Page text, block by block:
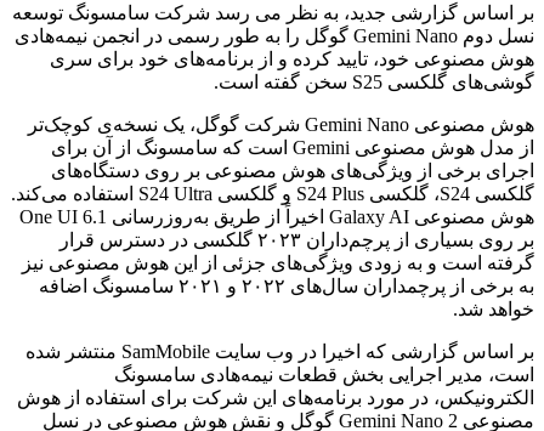
بر اساس گزارشی جدید، به نظر می رسد شرکت سامسونگ توسعه
نسل دوم Gemini Nano گوگل را به طور رسمی در انجمن نیمه‌هادی
هوش مصنوعی خود، تایید کرده و از برنامه‌های خود برای سری
گوشی‌های گلکسی S25 سخن گفته است.
هوش مصنوعی Gemini Nano شرکت گوگل، یک نسخه‌ی کوچک‌تر
از مدل هوش مصنوعی Gemini است که سامسونگ از آن برای
اجرای برخی از ویژگی‌های هوش مصنوعی بر روی دستگاه‌های
گلکسی S24، گلکسی S24 Plus و گلکسی S24 Ultra استفاده می‌کند.
هوش مصنوعی Galaxy AI اخیراً از طریق به‌روزرسانی One UI 6.1
بر روی بسیاری از پرچم‌داران ۲۰۲۳ گلکسی در دسترس قرار
گرفته است و به زودی ویژگی‌های جزئی از این هوش مصنوعی نیز
به برخی از پرچمداران سال‌های ۲۰۲۲ و ۲۰۲۱ سامسونگ اضافه
خواهد شد.
بر اساس گزارشی که اخیرا در وب سایت SamMobile منتشر شده
است، مدیر اجرایی بخش قطعات نیمه‌هادی سامسونگ
الکترونیکس، در مورد برنامه‌های این شرکت برای استفاده از هوش
مصنوعی Gemini Nano 2 گوگل و نقش هوش مصنوعی در نسل